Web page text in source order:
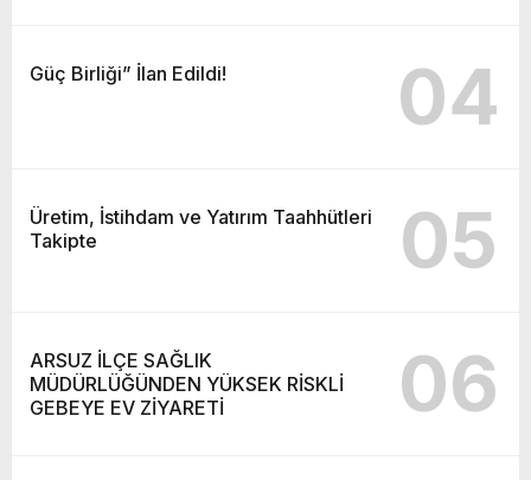
Güç Birliği” İlan Edildi! 04
Üretim, İstihdam ve Yatırım Taahhütleri
Takipte
05
ARSUZ İLÇE SAĞLIK
MÜDÜRLÜĞÜNDEN YÜKSEK RİSKLİ
GEBEYE EV ZİYARETİ
06